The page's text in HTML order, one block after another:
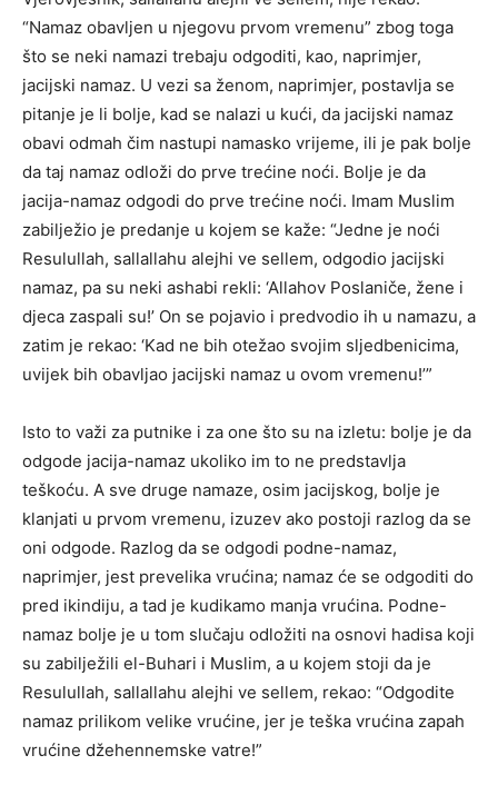
“Namaz obavljen u njegovu prvom vremenu” zbog toga
što se neki namazi trebaju odgoditi, kao, naprimjer,
jacijski namaz. U vezi sa ženom, naprimjer, postavlja se
pitanje je li bolje, kad se nalazi u kući, da jacijski namaz
obavi odmah čim nastupi namasko vrijeme, ili je pak bolje
da taj namaz odloži do prve trećine noći. Bolje je da
jacija-namaz odgodi do prve trećine noći. Imam Muslim
zabilježio je predanje u kojem se kaže: “Jedne je noći
Resulullah, sallallahu alejhi ve sellem, odgodio jacijski
namaz, pa su neki ashabi rekli: ‘Allahov Poslaniče, žene i
djeca zaspali su!’ On se pojavio i predvodio ih u namazu, a
zatim je rekao: ‘Kad ne bih otežao svojim sljedbenicima,
uvijek bih obavljao jacijski namaz u ovom vremenu!’”
Isto to važi za putnike i za one što su na izletu: bolje je da
odgode jacija-namaz ukoliko im to ne predstavlja
teškoću. A sve druge namaze, osim jacijskog, bolje je
klanjati u prvom vremenu, izuzev ako postoji razlog da se
oni odgode. Razlog da se odgodi podne-namaz,
naprimjer, jest prevelika vrućina; namaz će se odgoditi do
pred ikindiju, a tad je kudikamo manja vrućina. Podne-
namaz bolje je u tom slučaju odložiti na osnovi hadisa koji
su zabilježili el-Buhari i Muslim, a u kojem stoji da je
Resulullah, sallallahu alejhi ve sellem, rekao: “Odgodite
namaz prilikom velike vrućine, jer je teška vrućina zapah
vrućine džehennemske vatre!”